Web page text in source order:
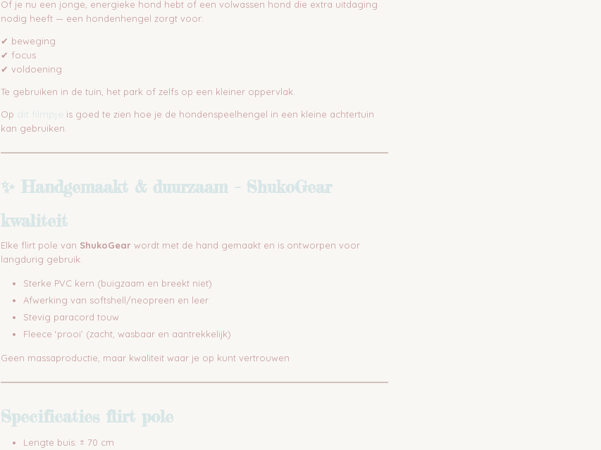
Of je nu een jonge, energieke hond hebt of een volwassen hond die extra uitdaging
nodig heeft — een hondenhengel zorgt voor:
✔ beweging
✔ focus
✔ voldoening
Te gebruiken in de tuin, het park of zelfs op een kleiner oppervlak.
Op dit filmpje is goed te zien hoe je de hondenspeelhengel in een kleine achtertuin
kan gebruiken.
✨ Handgemaakt & duurzaam – ShukoGear
kwaliteit
Elke flirt pole van ShukoGear wordt met de hand gemaakt en is ontworpen voor
langdurig gebruik.
Sterke PVC kern (buigzaam en breekt niet)
Afwerking van softshell/neopreen en leer
Stevig paracord touw
Fleece ‘prooi’ (zacht, wasbaar en aantrekkelijk)
Geen massaproductie, maar kwaliteit waar je op kunt vertrouwen
Specificaties flirt pole
Lengte buis: ± 70 cm